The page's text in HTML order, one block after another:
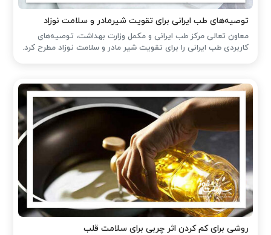
توصیه‌های طب ایرانی برای تقویت شیرمادر و سلامت نوزاد
معاون تعالی مرکز طب ایرانی و مکمل وزارت بهداشت، توصیه‌های
کاربردی طب ایرانی را برای تقویت شیر مادر و سلامت نوزاد مطرح کرد.
روشی برای کم کردن اثر چربی برای سلامت قلب